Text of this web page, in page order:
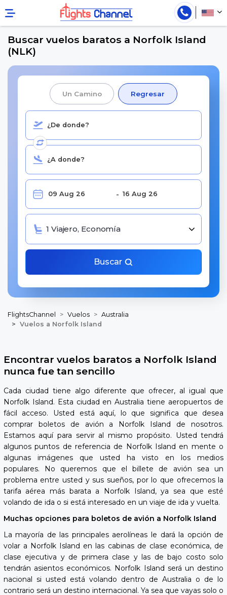
Buscar vuelos baratos a Norfolk Island
(NLK)
Un Camino Regresar
1 Viajero, Economía
Buscar
FlightsChannel Vuelos
Australia
Vuelos a Norfolk Island
Encontrar vuelos baratos a Norfolk Island
nunca fue tan sencillo
Cada ciudad tiene algo diferente que ofrecer, al igual que
Norfolk Island. Esta ciudad en Australia tiene aeropuertos de
fácil acceso. Usted está aquí, lo que significa que desea
comprar boletos de avión a Norfolk Island de nosotros.
Estamos aquí para servir al mismo propósito. Usted tendrá
algunos puntos de referencia de Norfolk Island en mente o
algunas imágenes que usted ha visto en los medios
populares. No queremos que el billete de avión sea un
problema entre usted y sus sueños, por lo que ofrecemos la
tarifa aérea más barata a Norfolk Island, ya sea que esté
volando de ida o si está interesado en un viaje de ida y vuelta.
Muchas opciones para boletos de avión a Norfolk Island
La mayoría de las principales aerolíneas le dará la opción de
volar a Norfolk Island en las cabinas de clase económica, de
clase ejecutiva y de primera clase y las de bajo costo solo
tendrán asientos económicos. Norfolk Island será un destino
nacional si usted está volando dentro de Australia o de lo
contrario será un destino internacional. Ya sea que vayas solo o